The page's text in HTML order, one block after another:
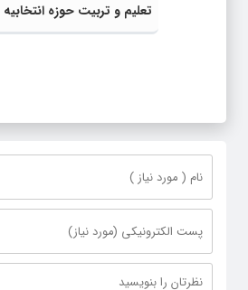
تعلیم و تربیت حوزه
مشترک عضو کمیسیون